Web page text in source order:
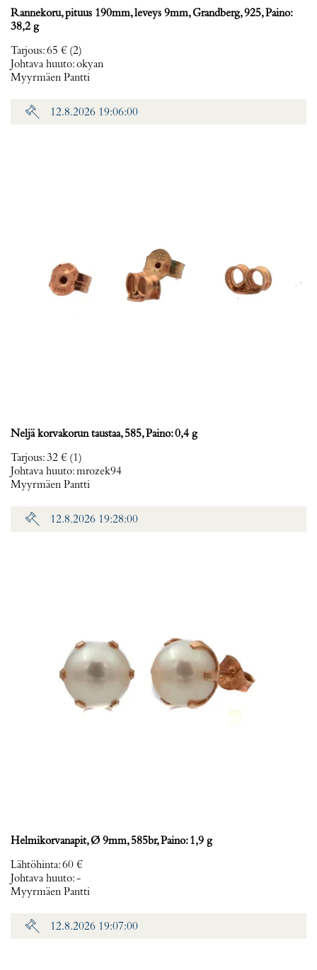
Rannekoru, pituus 190mm, leveys 9mm, Grandberg, 925, Paino:
38,2 g
Tarjous:65 € (2)
Johtava huuto:okyan
Myyrmäen Pantti
12.8.2026 19:06:00
Neljä korvakorun taustaa, 585, Paino: 0,4 g
Tarjous:32 € (1)
Johtava huuto:mrozek94
Myyrmäen Pantti
12.8.2026 19:28:00
Helmikorvanapit, Ø 9mm, 585br, Paino: 1,9 g
Lähtöhinta:60 €
Johtava huuto:-
Myyrmäen Pantti
12.8.2026 19:07:00